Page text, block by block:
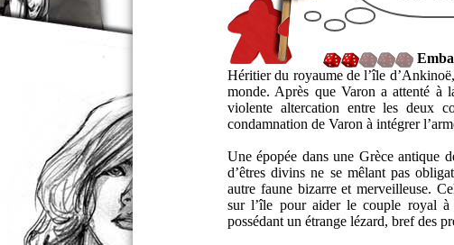
Héritier du royaume de l’île
monde. Après que Varon a attenté à
violente altercation entre les deux
condamnation de Varon à intégrer
Une épopée dans une Grèce antique
d’êtres divins ne se mêlant pas
autre faune bizarre et merveilleuse.
sur l’île pour aider le couple royal
possédant un étrange lézard, bref des